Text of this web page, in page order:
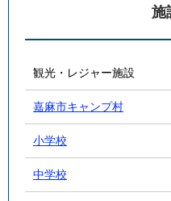
施
観光・レジャー施設
嘉麻市キャンプ村
小学校
中学校